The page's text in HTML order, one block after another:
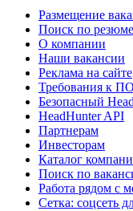
Размещение
Поиск по резюме
О компании
Наши вакансии
Реклама на сайте
Требования к ПО
Безопасный
HeadHunter API
Партнерам
Инвесторам
Каталог
Поиск по
Работа рядом с
Сетка: соцсеть